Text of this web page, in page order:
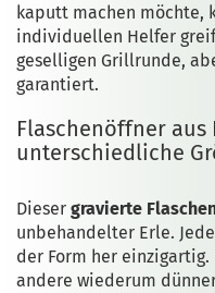
kaputt machen möchte,
individuellen Helfer
geselligen Grillrunde,
garantiert.
Flaschenöffner
unterschiedliche
Dieser gravierte
unbehandelter Erle.
der Form her
andere wiederum